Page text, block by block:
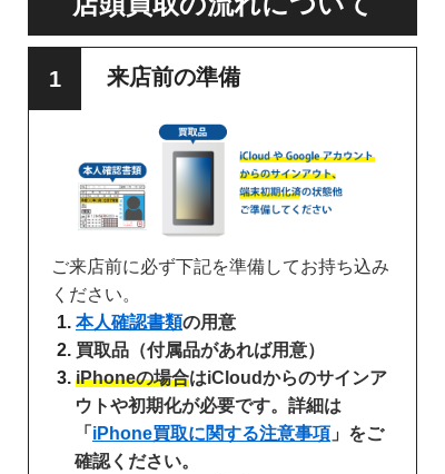
来店前の準備
ご来店前に必ず下記を準備してお持ち込み
ください。
本人確認書類の用意
買取品（付属品があれば用意）
iPhoneの場合はiCloudからのサインア
ウトや初期化が必要です。詳細は
「 iPhone買取に関する注意事項 」をご
確認ください。